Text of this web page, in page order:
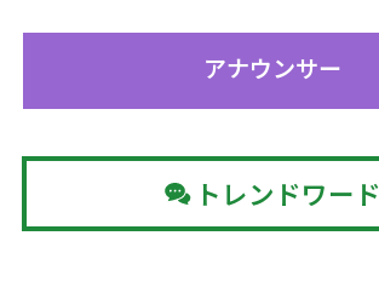
アナウンサー
トレンドワード